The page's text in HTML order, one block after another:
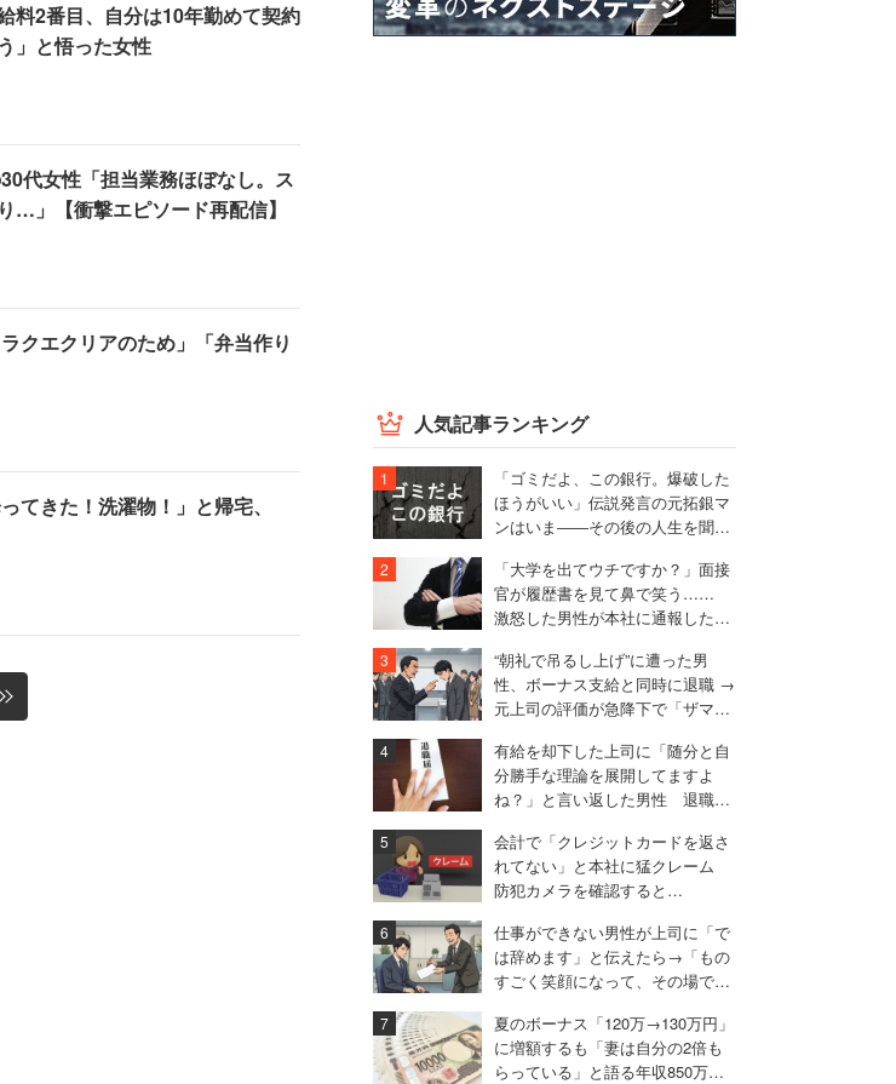
料2番目、自分は10年勤めて契約
」と悟った女性
代女性「担当業務ほぼなし。ス
…」【衝撃エピソード再配信】
クエクリアのため」「弁当作り
きた！洗濯物！」と帰宅、
人気記事ランキング
「ゴミだよ、この銀行。爆破した
ほうがいい」伝説発言の元拓銀マ
ンはいま――その後の人生を聞い
「大学を出てウチですか？」面接
官が履歴書を見て鼻で笑う……
激怒した男性が本社に通報した結
“朝礼で吊るし上げ”に遭った男
性、ボーナス支給と同時に退職 →
元上司の評価が急降下で「ザマア
有給を却下した上司に「随分と自
分勝手な理論を展開してますよ
ね？」と言い返した男性 退職届
会計で「クレジットカードを返さ
れてない」と本社に猛クレーム
防犯カメラを確認すると…
仕事ができない男性が上司に「で
は辞めます」と伝えたら→「もの
すごく笑顔になって、その場で退
夏のボーナス「120万→130万円」
に増額するも「妻は自分の2倍も
らっている」と語る年収850万円